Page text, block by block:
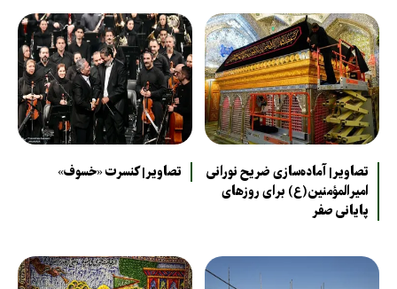
تصاویر| آماده‌سازی ضریح نورانی
امیرالمؤمنین(ع) برای روزهای
پایانی صفر
تصاویر| کنسرت «خسوف»